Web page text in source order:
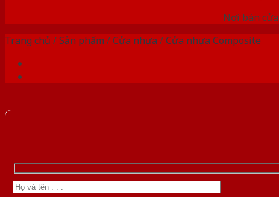
Nơi bán
Trang chủ /Sản phẩm /Cửa nhựa /Cửa nhựa Composite